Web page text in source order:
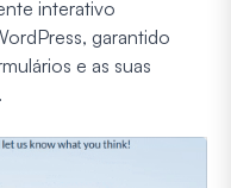
interativo
garantido
e as suas